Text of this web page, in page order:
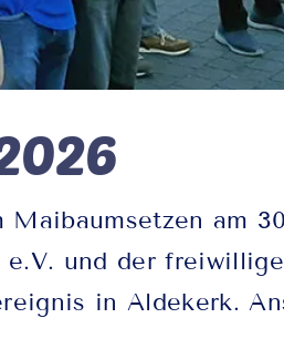
am
und der
in Aldekerk.